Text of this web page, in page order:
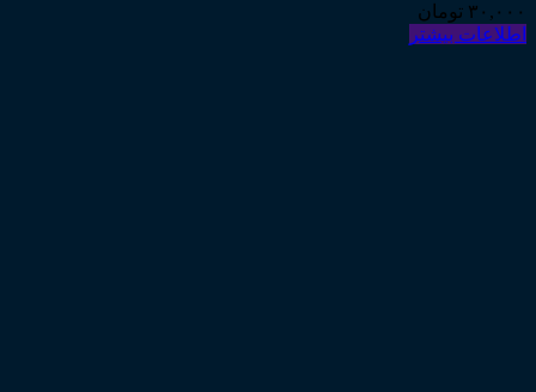
۳۰,۰۰۰ تومان
اطلاعات بیشتر